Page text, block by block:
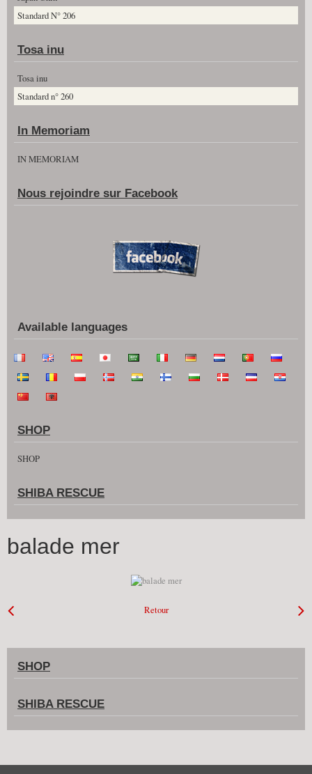
Standard N° 206
Tosa inu
Tosa inu
Standard n° 260
In Memoriam
IN MEMORIAM
Nous rejoindre sur Facebook
Available languages
SHOP
SHOP
SHIBA RESCUE
balade mer
Retour
SHOP
SHIBA RESCUE